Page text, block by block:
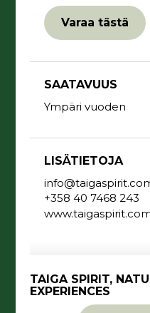
Varaa tästä
SAATAVUUS
Ympäri vuoden
LISÄTIETOJA
+358 40 7468 243
TAIGA SPIRIT,
EXPERIENCES